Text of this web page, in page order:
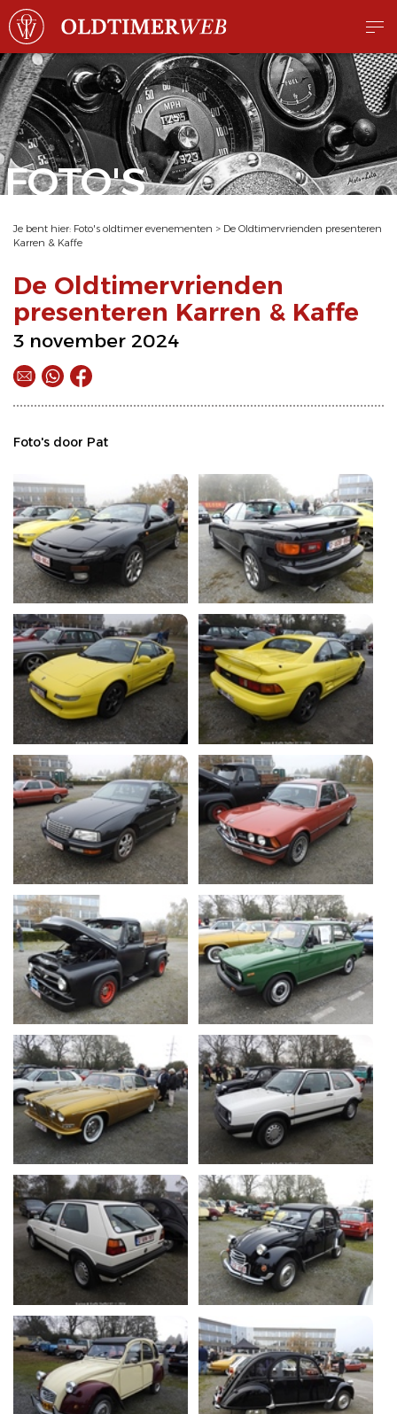
FOTO'S
Je bent hier: Foto's oldtimer evenementen > De Oldtimervrienden presenteren
Karren & Kaffe
De Oldtimervrienden
presenteren Karren & Kaffe
3 november 2024
Foto's door Pat